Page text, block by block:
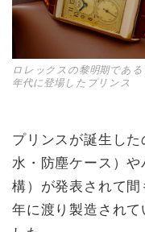
ロレックスの黎明期であ
年代に登場したプリンス
プリンスが誕生し
水・防塵ケース）
構）が発表されて
年に渡り製造され